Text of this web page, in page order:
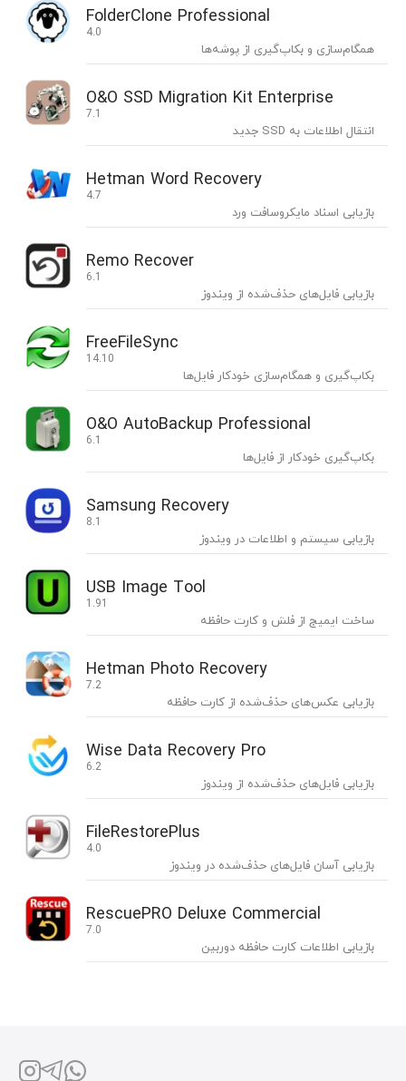
FolderClone Professional
4.0
همگام‌سازی و بکاپ‌گیری از پوشه‌ها
O&O SSD Migration Kit Enterprise
7.1
انتقال اطلاعات به SSD جدید
Hetman Word Recovery
4.7
بازیابی اسناد مایکروسافت ورد
Remo Recover
6.1
بازیابی فایل‌های حذف‌شده از ویندوز
FreeFileSync
14.10
بکاپ‌گیری و همگام‌سازی خودکار فایل‌ها
O&O AutoBackup Professional
6.1
بکاپ‌گیری خودکار از فایل‌ها
Samsung Recovery
8.1
بازیابی سیستم و اطلاعات در ویندوز
USB Image Tool
1.91
ساخت ایمیج از فلش و کارت حافظه
Hetman Photo Recovery
7.2
بازیابی عکس‌های حذف‌شده از کارت حافظه
Wise Data Recovery Pro
6.2
بازیابی فایل‌های حذف‌شده از ویندوز
FileRestorePlus
4.0
بازیابی آسان فایل‌های حذف‌شده در ویندوز
RescuePRO Deluxe Commercial
7.0
بازیابی اطلاعات کارت حافظه دوربین